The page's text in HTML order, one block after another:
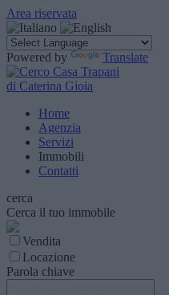
Area riservata
Powered by Translate
di Caterina Gioia
Home
Agenzia
Servizi
Immobili
Contatti
cerca
Cerca il tuo immobile
Vendita
Locazione
Parola chiave